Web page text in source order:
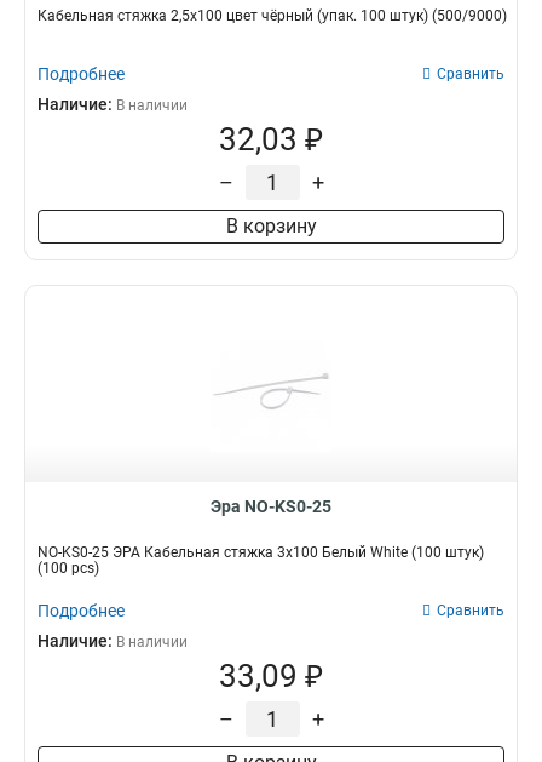
Кабельная стяжка 2,5х100 цвет чёрный (упак. 100 штук) (500/9000)
Подробнее Сравнить
Наличие: В наличии
32,03 ₽
– +
В корзину
Эра NO-KS0-25
NO-KS0-25 ЭРА Кабельная стяжка 3х100 Белый White (100 штук)
(100 pcs)
Подробнее Сравнить
Наличие: В наличии
33,09 ₽
– +